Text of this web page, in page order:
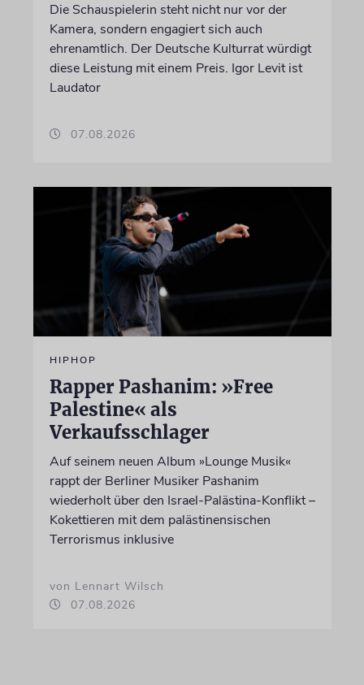
Die Schauspielerin steht nicht nur vor der
Kamera, sondern engagiert sich auch
ehrenamtlich. Der Deutsche Kulturrat würdigt
diese Leistung mit einem Preis. Igor Levit ist
Laudator
07.08.2026
HIPHOP
Rapper Pashanim: »Free
Palestine« als
Verkaufsschlager
Auf seinem neuen Album »Lounge Musik«
rappt der Berliner Musiker Pashanim
wiederholt über den Israel-Palästina-Konflikt –
Kokettieren mit dem palästinensischen
Terrorismus inklusive
von Lennart Wilsch
07.08.2026